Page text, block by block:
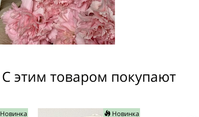
С этим товаром покупают
Новинка Новинка